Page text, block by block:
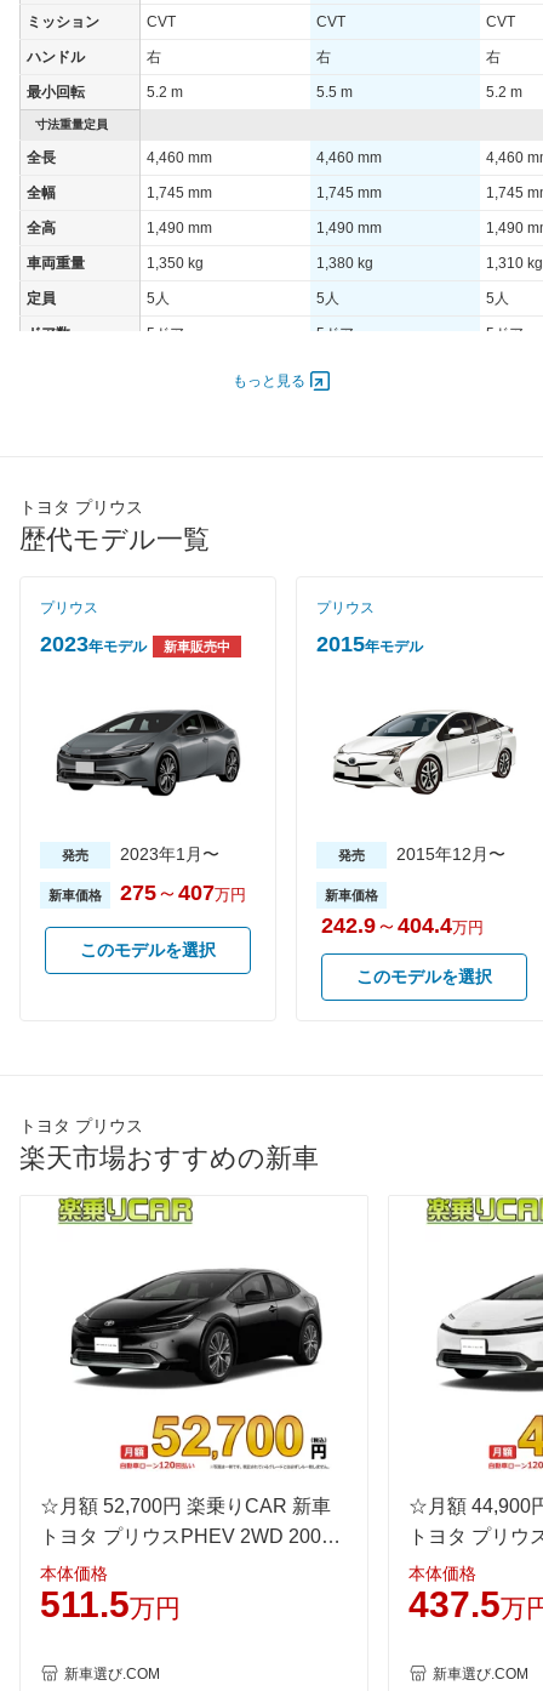
60km定地 -
ミッション CVT CVT CVT
ハンドル 右 右 右
最小回転 5.2 m 5.5 m 5.2 m
寸法重量定員
全長 4,460 mm 4,460 mm 4,460
全幅 1,745 mm 1,745 mm 1,745
全高 1,490 mm 1,490 mm 1,490
車両重量 1,350 kg 1,380 kg 1,310 kg
定員 5人 5人 5人
ドア数 5ドア 5ドア 5ドア
-
過給機
(前)
215/45R17 87W
タイヤサイズ
195/65R15 91S
WLTCモード - -
WLTCモード(市
-
-
WLTCモード(高
速道路)
-
JC08モード 30.4km/L
1015モード 35.5km/L 35.5km/L 38km/L
もっと見る
トヨタ プリウス
歴代モデル一覧
プリウス
2023年モデル 新車販売中
発売 2023年1月〜
新車価格 275～ 407万円
このモデルを選択
プリウス
2015年モデル
発売 2015年12月〜
新車価格
242.9～ 404.4万円
このモデルを選択
トヨタ プリウス
楽天市場おすすめの新車
☆月額 52,700円 楽乗りCAR 新車
トヨタ プリウスPHEV 2WD 2000
Z
本体価格
511.5万円
新車選び.COM
☆月額 44,900
トヨタ プリウ
G
本体価格
437.5万
新車選び.COM